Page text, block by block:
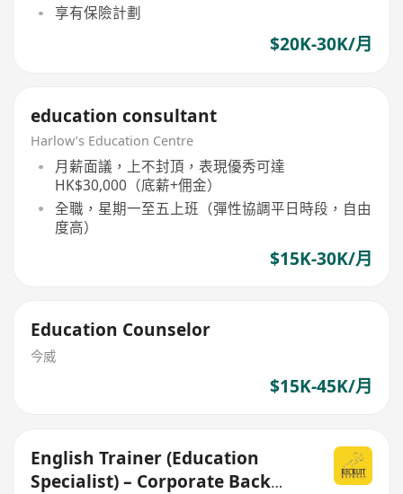
享有保險計劃
$20K-30K/月
education consultant
Harlow’s Education Centre
月薪面議，上不封頂，表現優秀可達
HK$30,000（底薪+佣金）
全職，星期一至五上班（彈性協調平日時段，自由
度高）
$15K-30K/月
Education Counselor
今威
$15K-45K/月
English Trainer (Education
Specialist) – Corporate Back